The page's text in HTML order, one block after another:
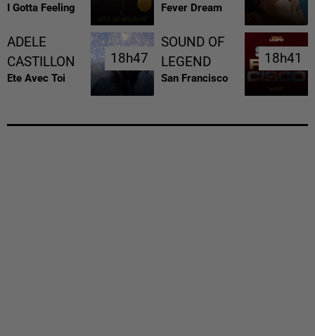
I Gotta Feeling Fever Dream
ADELE
CASTILLON
Ete Avec Toi
18h47
18h47
SOUND OF
LEGEND
San Francisco
18h41
18h41